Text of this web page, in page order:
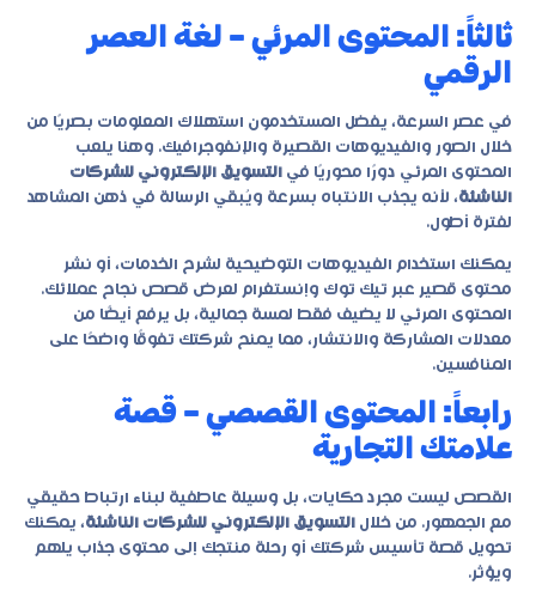
ثالثاً: المحتوى المرئي – لغة العصر
الرقمي
في عصر السرعة، يفضل المستخدمون استهلاك المعلومات بصريًا من
خلال الصور والفيديوهات القصيرة والإنفوجرافيك. وهنا يلعب
المحتوى المرئي دورًا محوريًا في التسويق الإلكتروني للشركات
الناشئة، لأنه يجذب الانتباه بسرعة ويُبقي الرسالة في ذهن المشاهد
لفترة أطول.
يمكنك استخدام الفيديوهات التوضيحية لشرح الخدمات، أو نشر
محتوى قصير عبر تيك توك وإنستغرام لعرض قصص نجاح عملائك.
المحتوى المرئي لا يضيف فقط لمسة جمالية، بل يرفع أيضًا من
معدلات المشاركة والانتشار، مما يمنح شركتك تفوقًا واضحًا على
المنافسين.
رابعاً: المحتوى القصصي – قصة
علامتك التجارية
القصص ليست مجرد حكايات، بل وسيلة عاطفية لبناء ارتباط حقيقي
مع الجمهور. من خلال التسويق الإلكتروني للشركات الناشئة، يمكنك
تحويل قصة تأسيس شركتك أو رحلة منتجك إلى محتوى جذاب يلهم
ويؤثر.